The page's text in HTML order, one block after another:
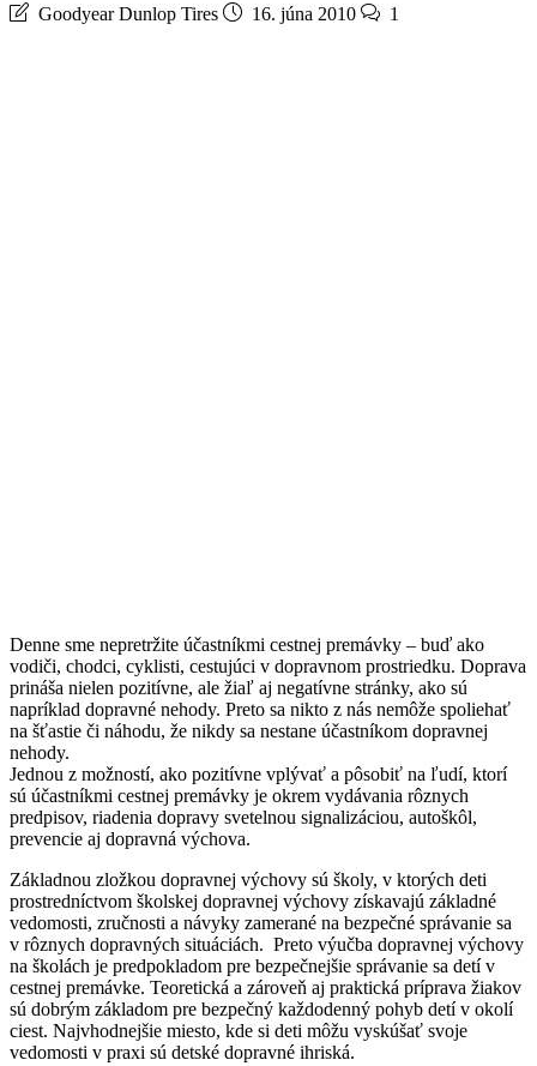
Goodyear Dunlop Tires 16. júna 2010 1
Denne sme nepretržite účastníkmi cestnej premávky – buď ako
vodiči, chodci, cyklisti, cestujúci v dopravnom prostriedku. Doprava
prináša nielen pozitívne, ale žiaľ aj negatívne stránky, ako sú
napríklad dopravné nehody. Preto sa nikto z nás nemôže spoliehať
na šťastie či náhodu, že nikdy sa nestane účastníkom dopravnej
nehody.
Jednou z možností, ako pozitívne vplývať a pôsobiť na ľudí, ktorí
sú účastníkmi cestnej premávky je okrem vydávania rôznych
predpisov, riadenia dopravy svetelnou signalizáciou, autoškôl,
prevencie aj dopravná výchova.
Základnou zložkou dopravnej výchovy sú školy, v ktorých deti
prostredníctvom školskej dopravnej výchovy získavajú základné
vedomosti, zručnosti a návyky zamerané na bezpečné správanie sa
v rôznych dopravných situáciách. Preto výučba dopravnej výchovy
na školách je predpokladom pre bezpečnejšie správanie sa detí v
cestnej premávke. Teoretická a zároveň aj praktická príprava žiakov
sú dobrým základom pre bezpečný každodenný pohyb detí v okolí
ciest. Najvhodnejšie miesto, kde si deti môžu vyskúšať svoje
vedomosti v praxi sú detské dopravné ihriská.